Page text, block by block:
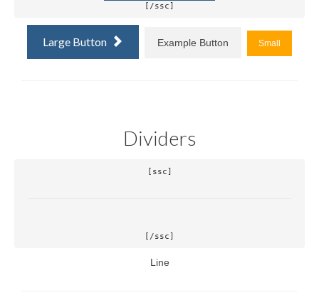
[/ssc]
Large Button Example Button Small
Dividers
[/ssc]
Line